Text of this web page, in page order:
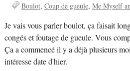
Boulot Coup de gueule Me Myself
Je vais vous parler boulot, ça faisait
congés et foutage de gueule. Vous
Ça a commencé il y a déjà plusieurs
intéresse date d'hier.